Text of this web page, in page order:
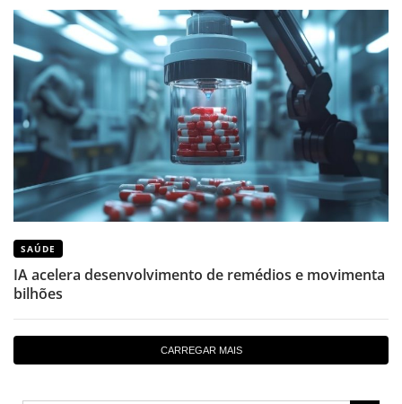
SAÚDE
IA acelera desenvolvimento de remédios e movimenta
bilhões
CARREGAR MAIS